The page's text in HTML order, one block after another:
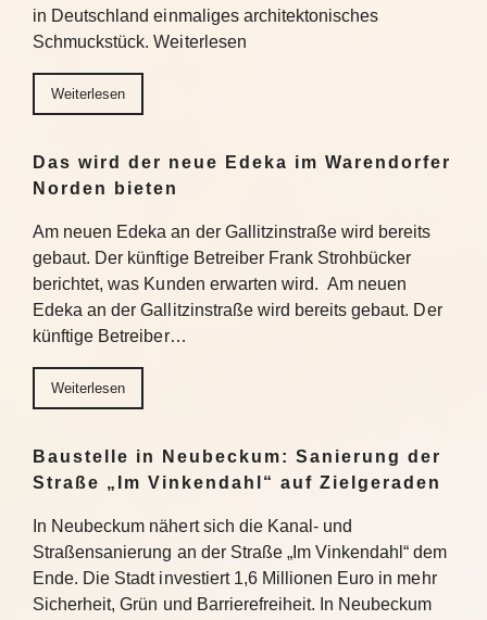
in Deutschland einmaliges architektonisches
Schmuckstück. Weiterlesen
Weiterlesen
Das wird der neue Edeka im Warendorfer
Norden bieten
Am neuen Edeka an der Gallitzinstraße wird bereits
gebaut. Der künftige Betreiber Frank Strohbücker
berichtet, was Kunden erwarten wird. Am neuen
Edeka an der Gallitzinstraße wird bereits gebaut. Der
künftige Betreiber…
Weiterlesen
Baustelle in Neubeckum: Sanierung der
Straße „Im Vinkendahl“ auf Zielgeraden
In Neubeckum nähert sich die Kanal- und
Straßensanierung an der Straße „Im Vinkendahl“ dem
Ende. Die Stadt investiert 1,6 Millionen Euro in mehr
Sicherheit, Grün und Barrierefreiheit. In Neubeckum